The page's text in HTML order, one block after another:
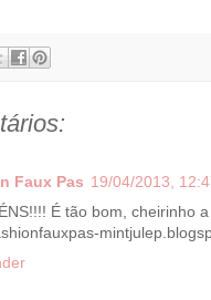
Faux Pas 19/04/2013,
É tão bom, cheirinho